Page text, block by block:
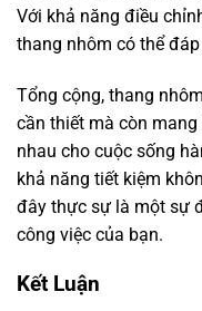
Với khả năng điều
thang nhôm có thể
Tổng cộng, thang
cần thiết mà còn
nhau cho cuộc sống
khả năng tiết kiệm
đây thực sự là một sự
công việc của bạn.
Kết Luận